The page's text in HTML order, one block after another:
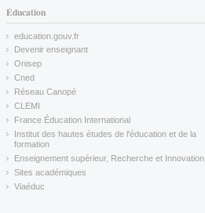
Éducation
education.gouv.fr
(link is external)
Devenir enseignant
(link is external)
Onisep
(link is external)
Cned
(link is external)
Réseau Canopé
(link is external)
CLEMI
(link is external)
France Éducation International
(link is external)
Institut des hautes études de l'éducation et de la
formation
(link is external)
Enseignement supérieur, Recherche et Innovation
(link is external)
Sites académiques
(link is external)
Viaéduc